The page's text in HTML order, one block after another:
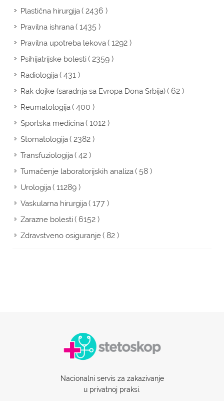
Plastična hirurgija( 2436 )
Pravilna ishrana( 1435 )
Pravilna upotreba lekova( 1292 )
Psihijatrijske bolesti( 2359 )
Radiologija( 431 )
Rak dojke (saradnja sa Evropa Dona Srbija)( 62 )
Reumatologija( 400 )
Sportska medicina( 1012 )
Stomatologija( 2382 )
Transfuziologija( 42 )
Tumačenje laboratorijskih analiza( 58 )
Urologija( 11289 )
Vaskularna hirurgija( 177 )
Zarazne bolesti( 6152 )
Zdravstveno osiguranje( 82 )
Nacionalni servis za zakazivanje
u privatnoj praksi.